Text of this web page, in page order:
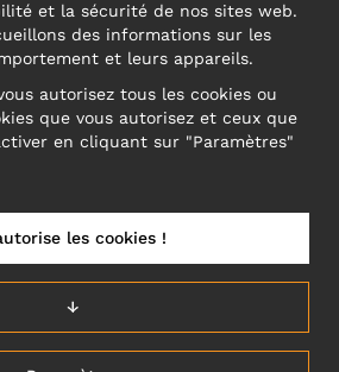
PROFESSIONNELLE
mnt 5, EE-10117 Tallinn
Reg: 12356245
pas les retours de produits à cette
FRANÇAIS (BE)
et la sécurité de nos sites web.
des informations sur les
et leurs appareils.
autorisez tous les cookies ou
que vous autorisez et ceux que
en cliquant sur "Paramètres"
↓
les cookies !